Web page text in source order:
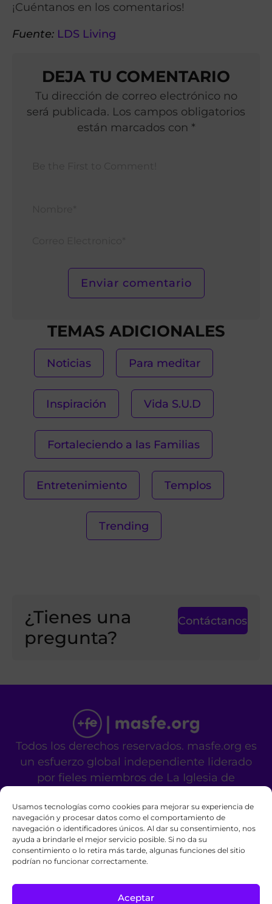
Usamos tecnologías como cookies para mejorar su experiencia de
navegación y procesar datos como el comportamiento de
navegación o identificadores únicos. Al dar su consentimiento, nos
ayuda a brindarle el mejor servicio posible. Si no da su
consentimiento o lo retira más tarde, algunas funciones del sitio
podrían no funcionar correctamente.
Aceptar
¡Cuéntanos en los comentarios!
Fuente: LDS Living
DEJA TU COMENTARIO
Tu dirección de correo electrónico no
será publicada. Los campos obligatorios
están marcados con *
TEMAS ADICIONALES
Noticias Para meditar
Inspiración Vida S.U.D
Fortaleciendo a las Familias
Entretenimiento Templos
Trending
¿Tienes una
pregunta?
Contáctanos
Todos los derechos reservados. masfe.org es
un esfuerzo global independiente liderado
por fieles miembros de La Iglesia de
No es un sitio oficial de la mencionada
organización religiosa.
Contáctanos Privacy Policy Cookie Policy